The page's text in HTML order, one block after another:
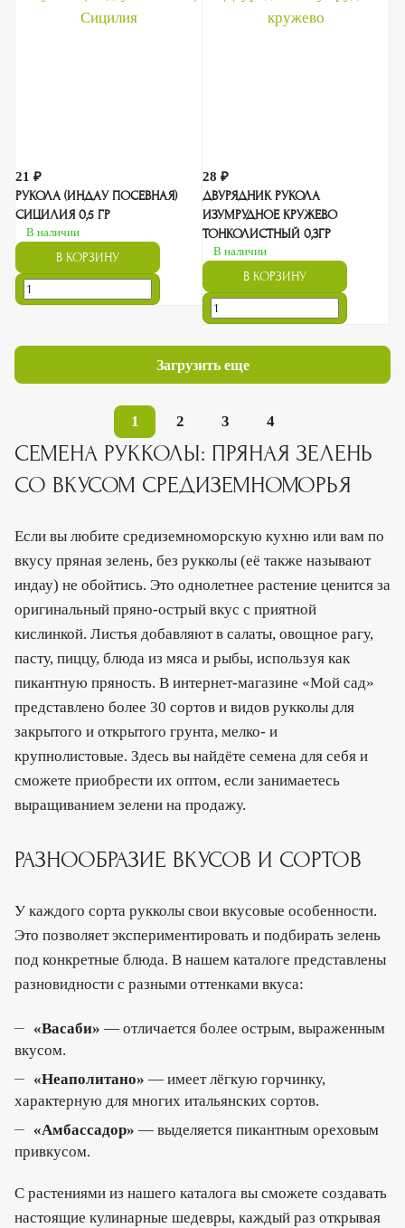
21 ₽
РУКОЛА (ИНДАУ ПОСЕВНАЯ)
СИЦИЛИЯ 0,5 ГР
В наличии
В КОРЗИНУ
28 ₽
ДВУРЯДНИК РУКОЛА
ИЗУМРУДНОЕ КРУЖЕВО
ТОНКОЛИСТНЫЙ 0,3ГР
В наличии
В КОРЗИНУ
Загрузить еще
1 2 3 4
СЕМЕНА РУККОЛЫ: ПРЯНАЯ ЗЕЛЕНЬ
СО ВКУСОМ СРЕДИЗЕМНОМОРЬЯ
Если вы любите средиземноморскую кухню или вам по
вкусу пряная зелень, без рукколы (её также называют
индау) не обойтись. Это однолетнее растение ценится за
оригинальный пряно-острый вкус с приятной
кислинкой. Листья добавляют в салаты, овощное рагу,
пасту, пиццу, блюда из мяса и рыбы, используя как
пикантную пряность. В интернет-магазине «Мой сад»
представлено более 30 сортов и видов рукколы для
закрытого и открытого грунта, мелко- и
крупнолистовые. Здесь вы найдёте семена для себя и
сможете приобрести их оптом, если занимаетесь
выращиванием зелени на продажу.
РАЗНООБРАЗИЕ ВКУСОВ И СОРТОВ
У каждого сорта рукколы свои вкусовые особенности.
Это позволяет экспериментировать и подбирать зелень
под конкретные блюда. В нашем каталоге представлены
разновидности с разными оттенками вкуса:
«Васаби» — отличается более острым, выраженным
вкусом.
«Неаполитано» — имеет лёгкую горчинку,
характерную для многих итальянских сортов.
«Амбассадор» — выделяется пикантным ореховым
привкусом.
С растениями из нашего каталога вы сможете создавать
настоящие кулинарные шедевры, каждый раз открывая